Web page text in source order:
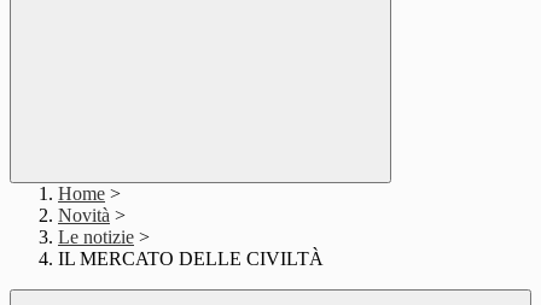
Home >
Novità >
Le notizie >
IL MERCATO DELLE CIVILTÀ